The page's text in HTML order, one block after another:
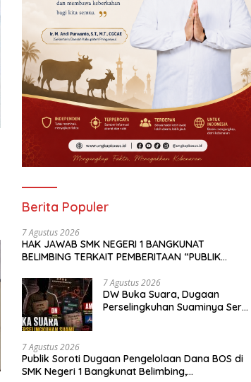
Berita Populer
7 Agustus 2026
HAK JAWAB SMK NEGERI 1 BANGKUNAT
BELIMBING TERKAIT PEMBERITAAN “PUBLIK
SMK NEGERI 1 BANGKUNAT BELIMBING,
TRANSPARANSI ANGGARAN JADI PERHATIAN” DI
UNGKAPKASUS.ID TANGGAL 7 AGUSTUS 2026
7 Agustus 2026
DW Buka Suara, Dugaan
Perselingkuhan Suaminya Seret
7 Agustus 2026
Publik Soroti Dugaan Pengelolaan Dana BOS di
SMK Negeri 1 Bangkunat Belimbing,